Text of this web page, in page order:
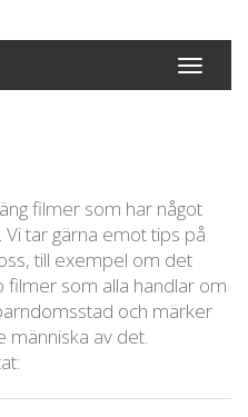
Toggle
filmer som har något
tar gärna emot tips på
till exempel om det
filmer som alla handlar om
och märker
människa av det.